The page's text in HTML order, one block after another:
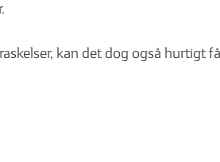
kan det dog også hurtigt